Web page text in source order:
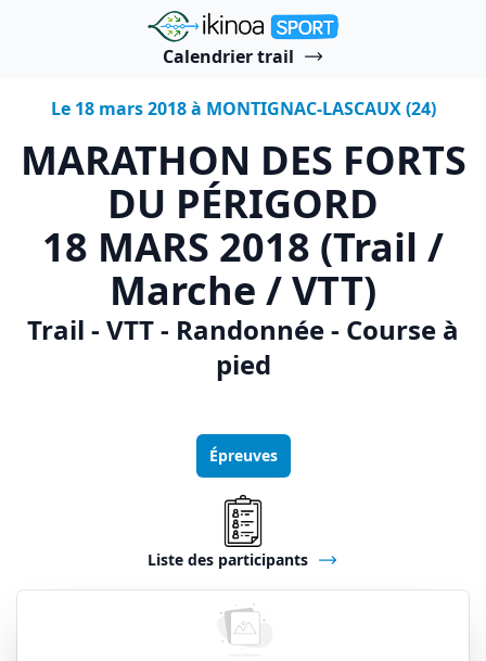
"Ikinoa Sport"
Calendrier trail
Le 18 mars 2018 à MONTIGNAC-LASCAUX (24)
MARATHON DES FORTS
DU PÉRIGORD
18 MARS 2018 (Trail /
Marche / VTT)
Trail - VTT - Randonnée - Course à
pied
Épreuves
Liste des participants